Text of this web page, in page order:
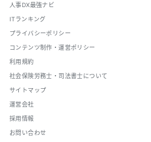
人事DX最強ナビ
ITランキング
プライバシーポリシー
コンテンツ制作・運営ポリシー
利用規約
社会保険労務士・司法書士について
サイトマップ
運営会社
採用情報
お問い合わせ